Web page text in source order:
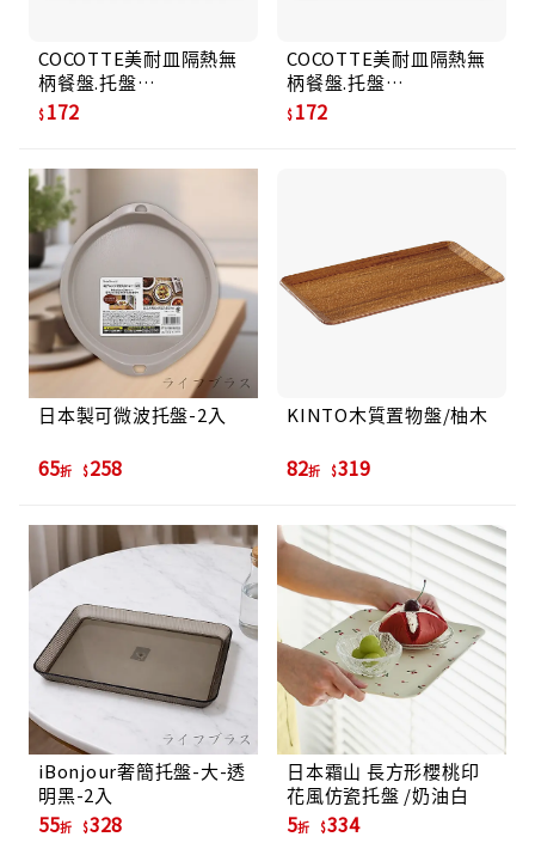
COCOTTE美耐皿隔熱無
柄餐盤.托盤
MS2721(1816)甜果醬
172
COCOTTE美耐皿隔熱無
柄餐盤.托盤
MS2721(FV)清香檸檬
172
日本製可微波托盤-2入
65折 258
KINTO木質置物盤/柚木
82折 319
iBonjour奢簡托盤-大-透
明黑-2入
55折 328
日本霜山 長方形櫻桃印
花風仿瓷托盤 /奶油白
5折 334